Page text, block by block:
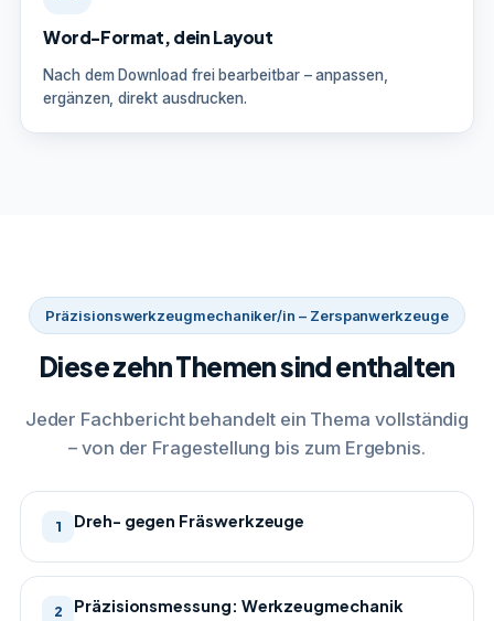
Word-Format, dein Layout
Nach dem Download frei bearbeitbar – anpassen,
ergänzen, direkt ausdrucken.
Präzisionswerkzeugmechaniker/in – Zerspanwerkzeuge
Diese zehn Themen sind enthalten
Jeder Fachbericht behandelt ein Thema vollständig
– von der Fragestellung bis zum Ergebnis.
1 Dreh- gegen Fräswerkzeuge
2 Präzisionsmessung: Werkzeugmechanik